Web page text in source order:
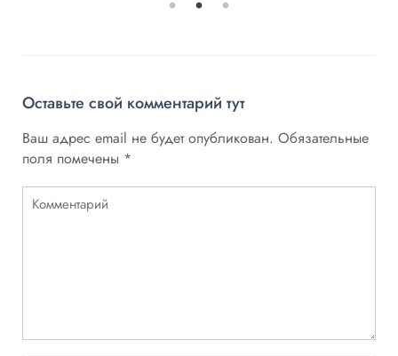
Оставьте свой комментарий тут
Ваш адрес email не будет опубликован. Обязательные
поля помечены *